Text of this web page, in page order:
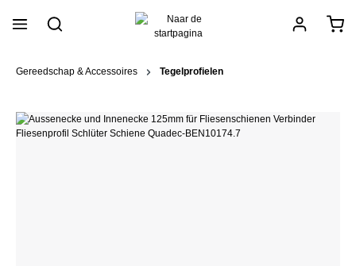
Gereedschap & Accessoires Tegelprofielen